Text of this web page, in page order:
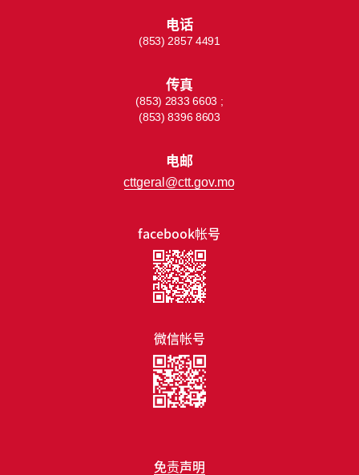
免责声明
facebook帐号
微信帐号
电话
(853) 2857 4491
传真
(853) 2833 6603 ;
(853) 8396 8603
电邮
cttgeral@ctt.gov.mo